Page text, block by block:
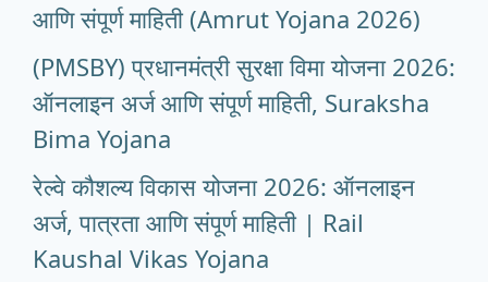
आणि संपूर्ण माहिती (Amrut Yojana 2026)
(PMSBY) प्रधानमंत्री सुरक्षा विमा योजना 2026:
ऑनलाइन अर्ज आणि संपूर्ण माहिती, Suraksha
Bima Yojana
रेल्वे कौशल्य विकास योजना 2026: ऑनलाइन
अर्ज, पात्रता आणि संपूर्ण माहिती | Rail
Kaushal Vikas Yojana